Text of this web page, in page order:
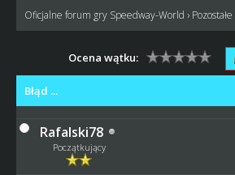
Oficjalne forum gry Speedway-World › Pozostałe
Ocena wątku:
Błąd ...
Rafalski78
Początkujący